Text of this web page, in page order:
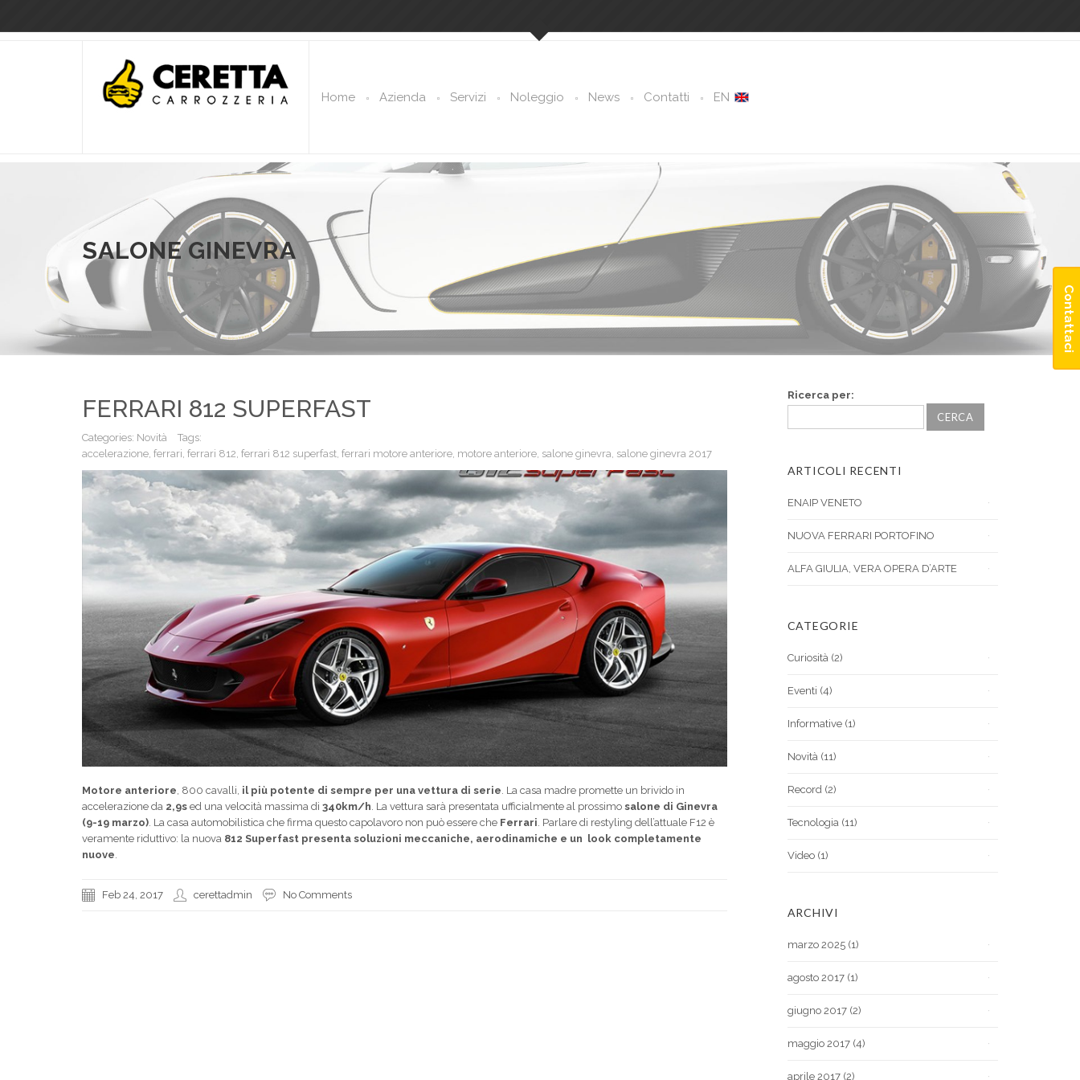
Home Azienda Servizi Noleggio News Contatti EN
SALONE GINEVRA
FERRARI 812 SUPERFAST
Categories: Novità
Tags:
accelerazione, ferrari, ferrari 812, ferrari 812 superfast, ferrari motore anteriore, motore anteriore, salone ginevra, salone ginevra 2017
Motore anteriore , 800 cavalli, il più potente di sempre per una vettura di serie . La casa madre promette un brivido in
accelerazione da 2,9s ed una velocità massima di 340km/h . La vettura sarà presentata ufficialmente al prossimo salone di Ginevra
(9-19 marzo) . La casa automobilistica che firma questo capolavoro non può essere che Ferrari . Parlare di restyling dell’attuale F12 è
veramente riduttivo: la nuova 812 Superfast presenta soluzioni meccaniche, aerodinamiche e un look completamente
nuove
Feb 24, 2017 cerettadmin No Comments
Ricerca per:
ARTICOLI RECENTI
ENAIP VENETO
NUOVA FERRARI PORTOFINO
ALFA GIULIA, VERA OPERA D’ARTE
CATEGORIE
Curiosità(2)
Eventi (4)
Informative(1)
Novità(11)
Record(2)
Tecnologia(11)
Video(1)
ARCHIVI
marzo 2025(1)
agosto 2017(1)
giugno 2017(2)
maggio 2017(4)
aprile 2017(2)
Contattaci